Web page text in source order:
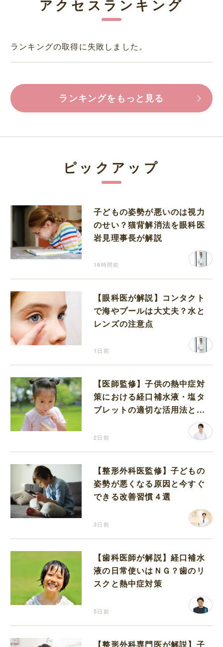
アクセスランキング
ランキングの取得に失敗しました。
ランキングをもっと見る
ピックアップ
子どもの姿勢が悪いのは視力
のせい？猫背解消法を眼科医
岩見理事長が解説
16時間前
【眼科医が解説】コンタクト
で海やプールは大丈夫？水と
レンズの注意点
1日前
【医師監修】子供の熱中症対
策における経口補水液・塩タ
ブレットの適切な活用法と水
2日前
【整形外科医監修】子どもの
姿勢が悪くなる原因と今すぐ
できる改善習慣４選
3日前
【歯科医師が解説】経口補水
液の日常使いはＮＧ？歯のリ
スクと熱中症対策
5日前
【整形外科専門医が解説】子